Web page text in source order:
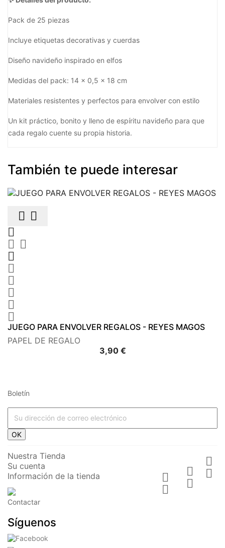
Pack de 25 piezas
Incluye etiquetas decorativas y cuerdas
Diseño navideño inspirado en elfos
Medidas del pack: 14 x 0,5 x 18 cm
Materiales resistentes y perfectos para envolver con estilo
Un kit práctico, bonito y lleno de espíritu navideño para que
cada regalo cuente su propia historia.
También te puede interesar
 

 






JUEGO PARA ENVOLVER REGALOS - REYES MAGOS
PAPEL DE REGALO
3,90 €Precio
Boletín
OK
Nuestra Tienda


Su cuenta


Información de la tienda


Contactar
Síguenos